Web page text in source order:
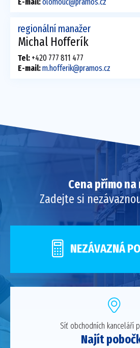
regionální manažer
Michal Hofferík
E-mail:m.hofferik@pramos.cz
Tel: +420 777 811 477
Cena přímo na
Zadejte si
NEZÁVAZNÁ
Síť obchodních kanceláří
Najít